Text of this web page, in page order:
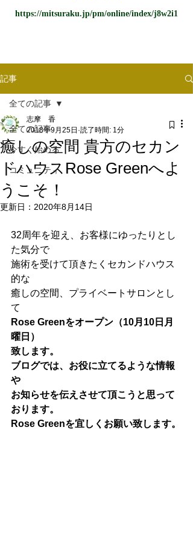
https://mitsuraku.jp/pm/online/index/j8w2i1
記事
全ての記事
今すぐ始める
コミュニティ
全ての記事
癒しの空間 貴方のセカン
ドハウスRose Greenへよ
うこそ！
志摩 香
2018年9月25日 読了時間: 1分
更新日： 2020年8月14日
32周年を迎え、お客様にゆったりとし
た気分で
施術を受けて頂きたくセカンドハウス
的な
癒しの空間、プライベートサロンとし
て
Rose Greenをオープン（10月10日月
曜日）
致します。
ブログでは、お役に立てるような情報
や
お知らせを伝えさせて頂こうと思って
おります。
Rose Greenを宜しくお願い致します。